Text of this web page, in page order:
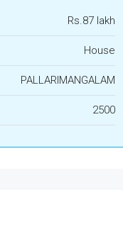
Rs.87 lakh
House
PALLARIMANGALAM
2500